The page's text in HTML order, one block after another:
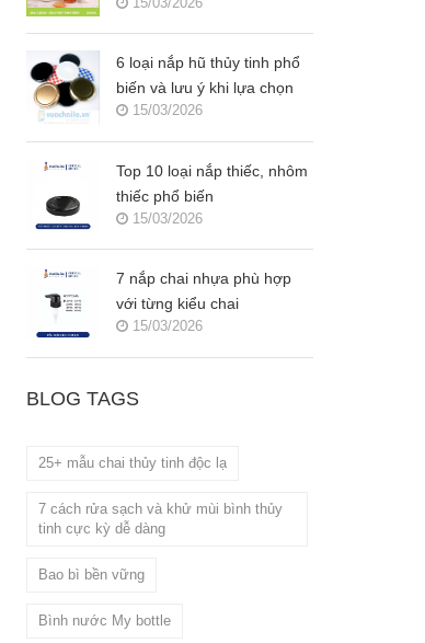
6 loại nắp hũ thủy tinh phổ
biến và lưu ý khi lựa chọn
15/03/2026
Top 10 loại nắp thiếc, nhôm
thiếc phổ biến
15/03/2026
7 nắp chai nhựa phù hợp
với từng kiểu chai
15/03/2026
BLOG TAGS
25+ mẫu chai thủy tinh độc lạ
7 cách rửa sạch và khử mùi bình thủy
tinh cực kỳ dễ dàng
Bao bì bền vững
Bình nước My bottle